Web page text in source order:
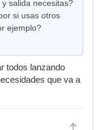
salida necesitas?
si usas otros
ejemplo?
todos lanzando
que va a